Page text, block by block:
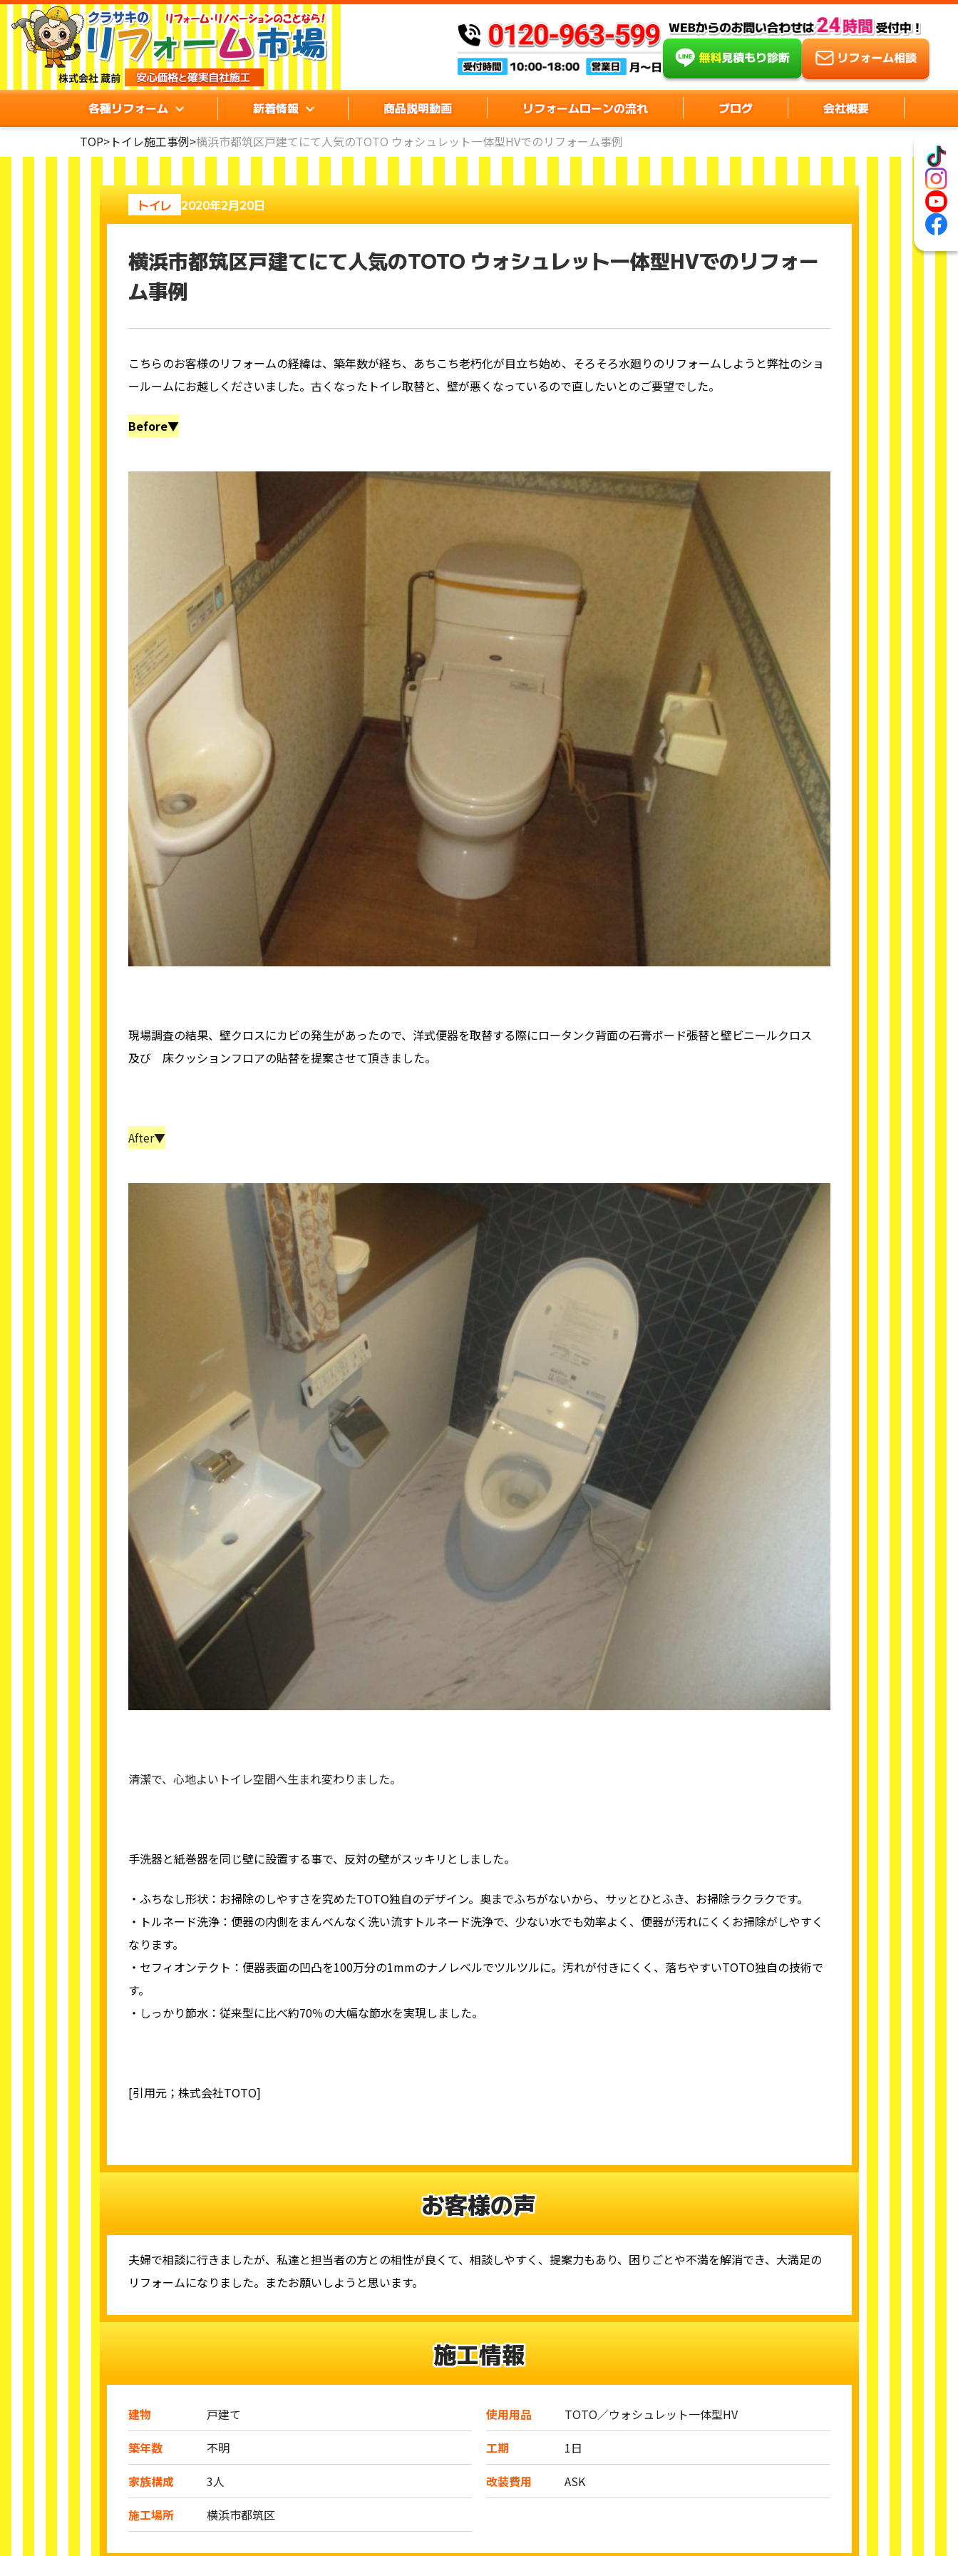
各種リフォーム 新着情報 商品説明動画 リフォームローンの流れ ブログ
会社概要
TOP> トイレ施工事例>横浜市都筑区戸建てにて人気のTOTO ウォシュレット一体型HVでのリフォーム事例
トイレ 2020年2月20日
横浜市都筑区戸建てにて人気のTOTO ウォシュレット一体型HVでのリフォー
ム事例
こちらのお客様のリフォームの経緯は、築年数が経ち、あちこち老朽化が目立ち始め、そろそろ水廻りのリフォームしようと弊社のショ
ールームにお越しくださいました。古くなったトイレ取替と、壁が悪くなっているので直したいとのご要望でした。
Before▼
現場調査の結果、壁クロスにカビの発生があったので、洋式便器を取替する際にロータンク背面の石膏ボード張替と壁ビニールクロス
及び 床クッションフロアの貼替を提案させて頂きました。
After▼
清潔で、心地よいトイレ空間へ生まれ変わりました。
手洗器と紙巻器を同じ壁に設置する事で、反対の壁がスッキリとしました。
・ふちなし形状：お掃除のしやすさを究めたTOTO独自のデザイン。奥までふちがないから、サッとひとふき、お掃除ラクラクです。
・トルネード洗浄：便器の内側をまんべんなく洗い流すトルネード洗浄で、少ない水でも効率よく、便器が汚れにくくお掃除がしやすく
なります。
・セフィオンテクト：便器表面の凹凸を100万分の1mmのナノレベルでツルツルに。汚れが付きにくく、落ちやすいTOTO独自の技術で
す。
・しっかり節水：従来型に比べ約70％の大幅な節水を実現しました。
[引用元；株式会社TOTO]
お客様の声
夫婦で相談に行きましたが、私達と担当者の方との相性が良くて、相談しやすく、提案力もあり、困りごとや不満を解消でき、大満足の
リフォームになりました。またお願いしようと思います。
施工情報
建物 戸建て 使用用品
TOTO／ウォシュレット一体型HV
築年数
不明 工期
1日
家族構成
3人 改装費用
ASK
施工場所
横浜市都筑区